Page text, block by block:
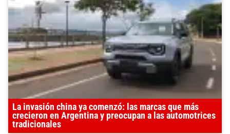
La invasión china ya comenzó: las marcas que más
crecieron en Argentina y preocupan a las automotrices
tradicionales